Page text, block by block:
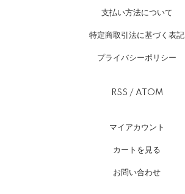
支払い方法について
特定商取引法に基づく表記
プライバシーポリシー
RSS / ATOM
マイアカウント
カートを見る
お問い合わせ